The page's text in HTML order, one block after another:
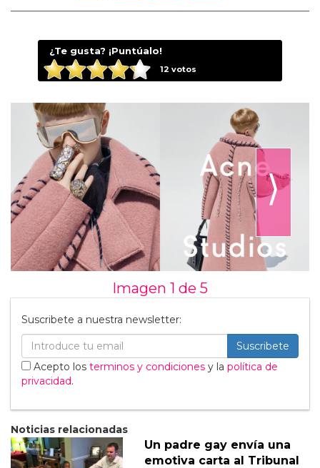
¿Te gusta? ¡Puntúalo!
12 votos
⟩
Imagen 1 de 5
Suscribete a nuestra newsletter:
Suscribete
Acepto los terminos y condiciones y la política de
privacidad.
Noticias relacionadas
Un padre gay envía una
emotiva carta al Tribunal